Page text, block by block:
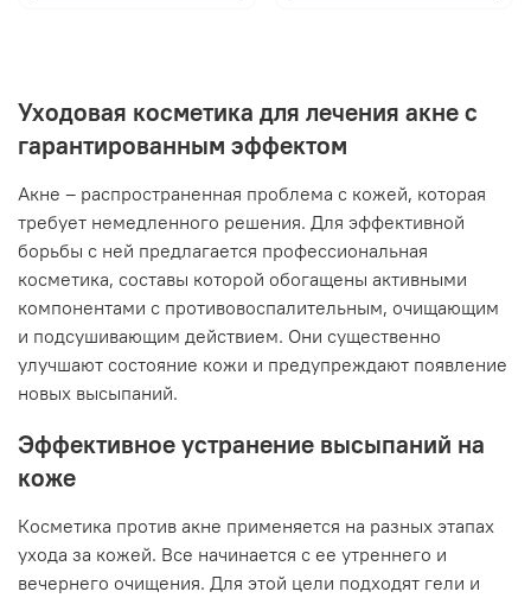
Уходовая косметика для лечения акне с
гарантированным эффектом
Акне – распространенная проблема с кожей, которая
требует немедленного решения. Для эффективной
борьбы с ней предлагается профессиональная
косметика, составы которой обогащены активными
компонентами с противовоспалительным, очищающим
и подсушивающим действием. Они существенно
улучшают состояние кожи и предупреждают появление
новых высыпаний.
Эффективное устранение высыпаний на
коже
Косметика против акне применяется на разных этапах
ухода за кожей. Все начинается с ее утреннего и
вечернего очищения. Для этой цели подходят гели и